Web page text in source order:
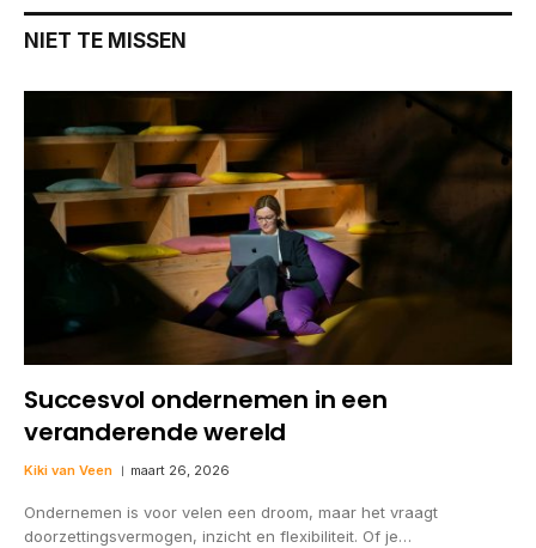
NIET TE MISSEN
Succesvol ondernemen in een
veranderende wereld
Kiki van Veen maart 26, 2026
Ondernemen is voor velen een droom, maar het vraagt
doorzettingsvermogen, inzicht en flexibiliteit. Of je…